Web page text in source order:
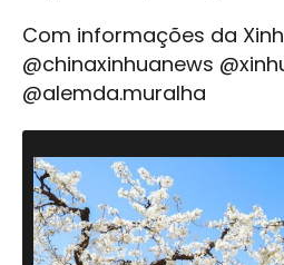
Com informações da
@chinaxinhuanews
@alemda.muralha